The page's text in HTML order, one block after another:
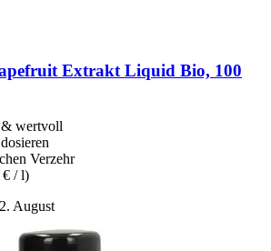
Extrakt Liquid Bio, 100
wertvoll
Verzehr
€ / l)
August